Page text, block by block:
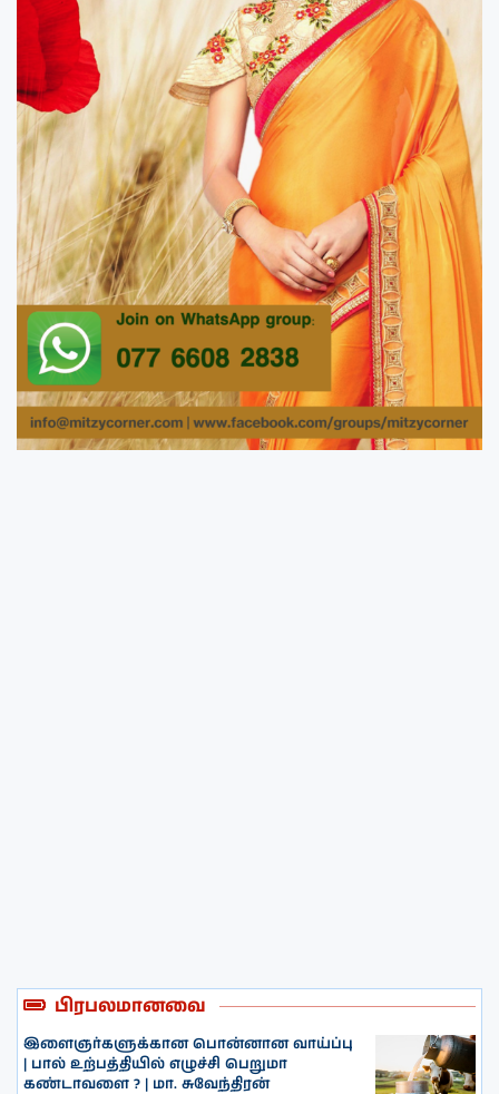
பிரபலமானவை
இளைஞர்களுக்கான பொன்னான வாய்ப்பு
| பால் உற்பத்தியில் எழுச்சி பெறுமா
கண்டாவளை ? | மா. சுவேந்திரன்